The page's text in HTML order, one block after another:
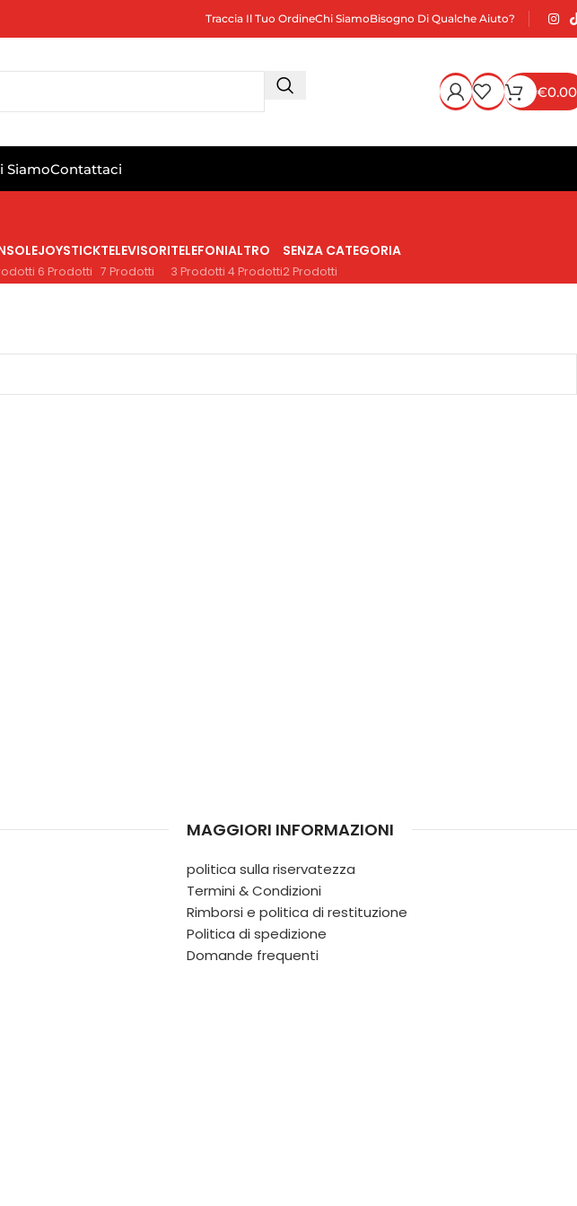
Traccia Il Tuo OrdineChi SiamoBisogno Di Qualche Aiuto?
€0.00
SiamoContattaci
JOYSTICK
6 Prodotti
TELEVISORI
7 Prodotti
TELEFONI
3 Prodotti
ALTRO
4 Prodotti
SENZA CATEGORIA
2 Prodotti
MAGGIORI INFORMAZIONI
politica sulla riservatezza
Termini & Condizioni
Rimborsi e politica di restituzione
Politica di spedizione
Domande frequenti